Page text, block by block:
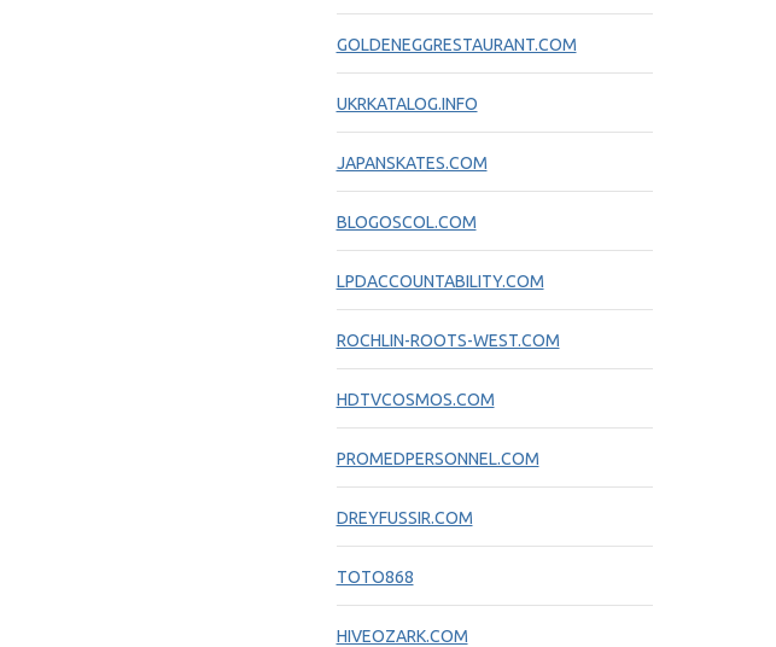
GOLDENEGGRESTAURANT.COM
UKRKATALOG.INFO
JAPANSKATES.COM
BLOGOSCOL.COM
LPDACCOUNTABILITY.COM
ROCHLIN-ROOTS-WEST.COM
HDTVCOSMOS.COM
PROMEDPERSONNEL.COM
DREYFUSSIR.COM
TOTO868
HIVEOZARK.COM